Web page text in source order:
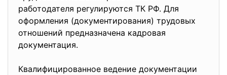
работодателя регулируются ТК РФ. Для
оформления (документирования) трудовых
отношений предназначена кадровая
документация.
Квалифицированное ведение документации